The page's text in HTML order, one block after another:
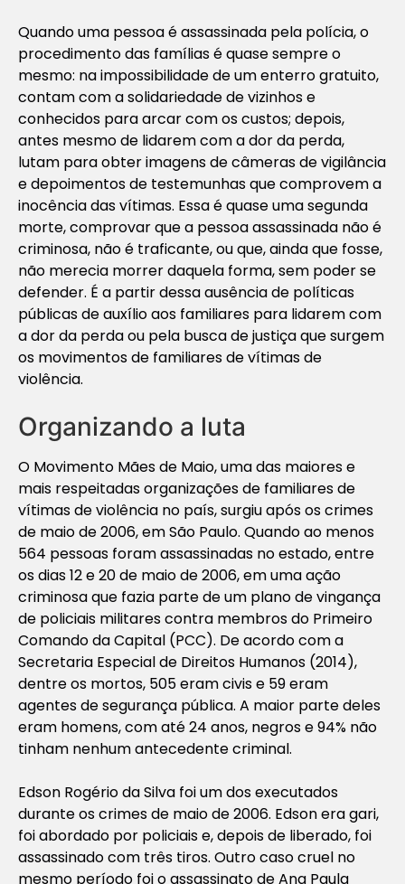
Quando uma pessoa é assassinada pela polícia, o
procedimento das famílias é quase sempre o
mesmo: na impossibilidade de um enterro gratuito,
contam com a solidariedade de vizinhos e
conhecidos para arcar com os custos; depois,
antes mesmo de lidarem com a dor da perda,
lutam para obter imagens de câmeras de vigilância
e depoimentos de testemunhas que comprovem a
inocência das vítimas. Essa é quase uma segunda
morte, comprovar que a pessoa assassinada não é
criminosa, não é traficante, ou que, ainda que fosse,
não merecia morrer daquela forma, sem poder se
defender. É a partir dessa ausência de políticas
públicas de auxílio aos familiares para lidarem com
a dor da perda ou pela busca de justiça que surgem
os movimentos de familiares de vítimas de
violência.
Organizando a luta
O Movimento Mães de Maio, uma das maiores e
mais respeitadas organizações de familiares de
vítimas de violência no país, surgiu após os crimes
de maio de 2006, em São Paulo. Quando ao menos
564 pessoas foram assassinadas no estado, entre
os dias 12 e 20 de maio de 2006, em uma ação
criminosa que fazia parte de um plano de vingança
de policiais militares contra membros do Primeiro
Comando da Capital (PCC). De acordo com a
Secretaria Especial de Direitos Humanos (2014),
dentre os mortos, 505 eram civis e 59 eram
agentes de segurança pública. A maior parte deles
eram homens, com até 24 anos, negros e 94% não
tinham nenhum antecedente criminal.
Edson Rogério da Silva foi um dos executados
durante os crimes de maio de 2006. Edson era gari,
foi abordado por policiais e, depois de liberado, foi
assassinado com três tiros. Outro caso cruel no
mesmo período foi o assassinato de Ana Paula